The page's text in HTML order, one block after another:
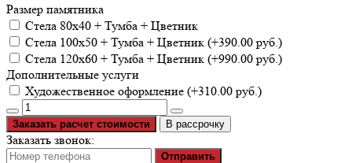
Размер памятника
Cтела 80х40 + Тумба + Цветник
Cтела 100х50 + Тумба + Цветник (+390.00 руб.)
Cтела 120х60 + Тумба + Цветник (+990.00 руб.)
Дополнительные услуги
Художественное оформление (+310.00 руб.)
Заказать расчет стоимости В рассрочку
Заказать звонок:
Отправить